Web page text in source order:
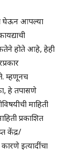
घेऊन आपल्या
होते आहे, हेही
म्हणूनच
हे तपासणे
माहिती
प्रकाशित
केंद्र/
इत्यादींचा